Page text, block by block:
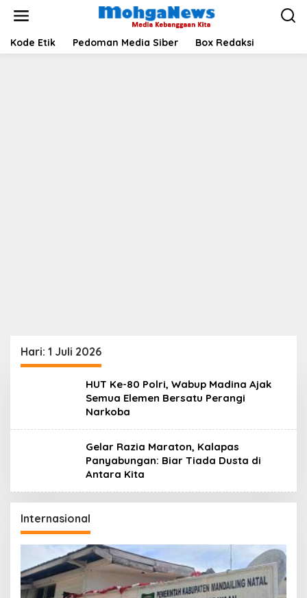
Kode Etik Pedoman Media Siber Box Redaksi
Hari: 1 Juli 2026
HUT Ke-80 Polri, Wabup Madina Ajak
Semua Elemen Bersatu Perangi
Narkoba
Gelar Razia Maraton, Kalapas
Panyabungan: Biar Tiada Dusta di
Antara Kita
Internasional